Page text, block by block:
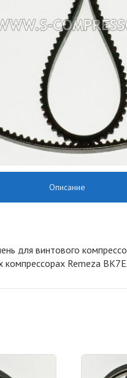
Описание
для винтового
компрессорах Remeza